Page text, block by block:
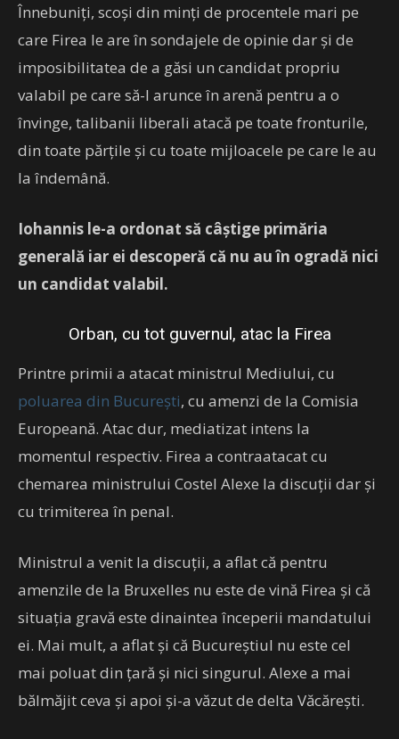
Înnebuniți, scoși din minți de procentele mari pe
care Firea le are în sondajele de opinie dar și de
imposibilitatea de a găsi un candidat propriu
valabil pe care să-l arunce în arenă pentru a o
învinge, talibanii liberali atacă pe toate fronturile,
din toate părțile și cu toate mijloacele pe care le au
la îndemână.
Iohannis le-a ordonat să câștige primăria
generală iar ei descoperă că nu au în ogradă nici
un candidat valabil.
Orban, cu tot guvernul, atac la Firea
Printre primii a atacat ministrul Mediului, cu
poluarea din București, cu amenzi de la Comisia
Europeană. Atac dur, mediatizat intens la
momentul respectiv. Firea a contraatacat cu
chemarea ministrului Costel Alexe la discuții dar și
cu trimiterea în penal.
Ministrul a venit la discuții, a aflat că pentru
amenzile de la Bruxelles nu este de vină Firea și că
situația gravă este dinaintea începerii mandatului
ei. Mai mult, a aflat și că Bucureștiul nu este cel
mai poluat din țară și nici singurul. Alexe a mai
bălmăjit ceva și apoi și-a văzut de delta Văcărești.